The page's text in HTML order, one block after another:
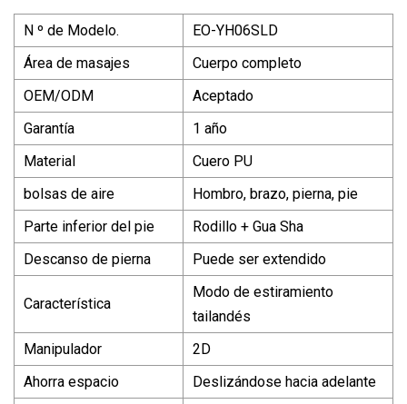
N º de Modelo.
EO-YH06SLD
Área de masajes
Cuerpo completo
OEM/ODM
Aceptado
Garantía
1 año
Material
Cuero PU
bolsas de aire
Hombro, brazo, pierna, pie
Parte inferior del pie
Rodillo + Gua Sha
Descanso de pierna
Puede ser extendido
Característica
Modo de estiramiento
tailandés
Manipulador
2D
Ahorra espacio
Deslizándose hacia adelante